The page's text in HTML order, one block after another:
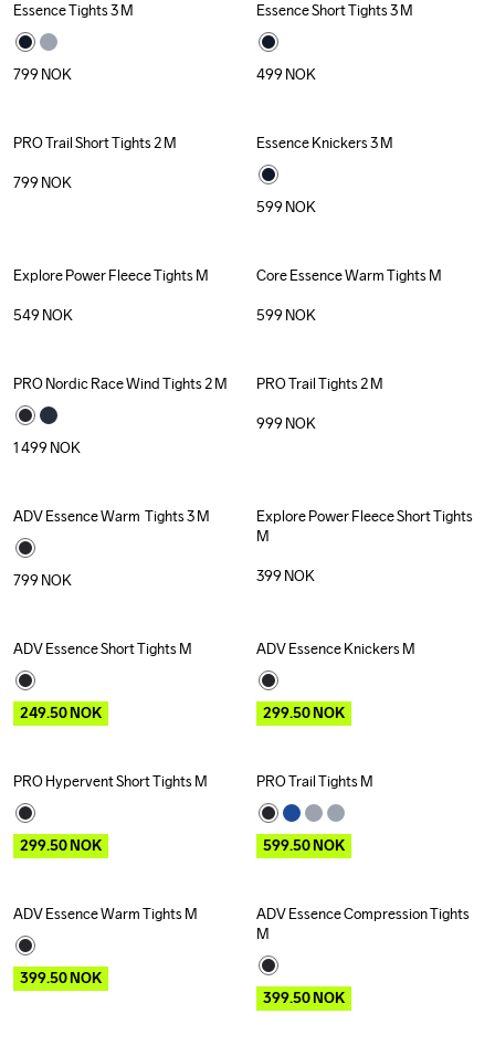
Essence Tights 3 M
799 NOK
Essence Short Tights 3 M
499 NOK
PRO Trail Short Tights 2 M
799 NOK
Essence Knickers 3 M
599 NOK
Explore Power Fleece Tights M
549 NOK
Core Essence Warm Tights M
599 NOK
PRO Nordic Race Wind Tights 2 M
1 499 NOK
PRO Trail Tights 2 M
999 NOK
ADV Essence Warm  Tights 3 M
799 NOK
Explore Power Fleece Short Tights
M
399 NOK
Outlet Recycled
ADV Essence Short Tights M
249.50NOK
Outlet Recycled
ADV Essence Knickers M
299.50NOK
Outlet
PRO Hypervent Short Tights M
299.50NOK
Outlet
PRO Trail Tights M
599.50NOK
Outlet
ADV Essence Warm Tights M
399.50NOK
Outlet Recycled
ADV Essence Compression Tights
M
399.50NOK